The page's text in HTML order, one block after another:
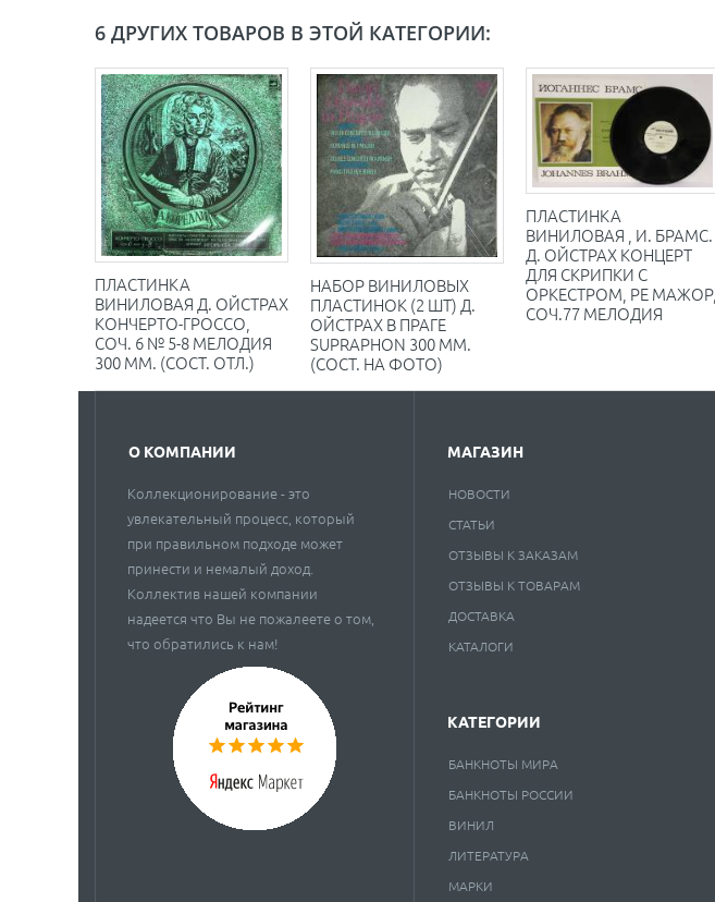
6 ДРУГИХ ТОВАРОВ В ЭТОЙ КАТЕГОРИИ:
ПЛАСТИНКА
ВИНИЛОВАЯ Д. ОЙСТРАХ
КОНЧЕРТО-ГРОССО,
СОЧ. 6 № 5-8 МЕЛОДИЯ
300 ММ. (СОСТ. ОТЛ.)
НАБОР ВИНИЛОВЫХ
ПЛАСТИНОК (2 ШТ) Д.
ОЙСТРАХ В ПРАГЕ
SUPRAPHON 300 ММ.
(СОСТ. НА ФОТО)
ПЛАСТИНКА
ВИНИЛОВАЯ , И. БРАМС.
Д. ОЙСТРАХ КОНЦЕРТ
ДЛЯ СКРИПКИ С
ОРКЕСТРОМ, РЕ МАЖОР,
СОЧ.77 МЕЛОДИЯ
О КОМПАНИИ
Коллекционирование - это
увлекательный процесс, который
при правильном подходе может
принести и немалый доход.
Коллектив нашей компании
надеется что Вы не пожалеете о том,
что обратились к нам!
МАГАЗИН
НОВОСТИ
СТАТЬИ
ОТЗЫВЫ К ЗАКАЗАМ
ОТЗЫВЫ К ТОВАРАМ
ДОСТАВКА
КАТАЛОГИ
КАТЕГОРИИ
БАНКНОТЫ МИРА
БАНКНОТЫ РОССИИ
ВИНИЛ
ЛИТЕРАТУРА
МАРКИ